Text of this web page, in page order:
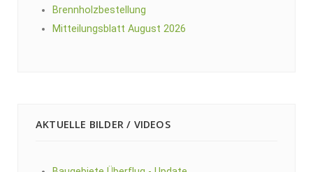
Brennholzbestellung
Mitteilungsblatt August 2026
AKTUELLE BILDER / VIDEOS